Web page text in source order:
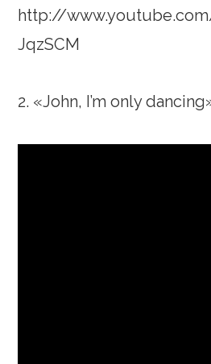
http://
JqzSCM
2. «John, I’m only